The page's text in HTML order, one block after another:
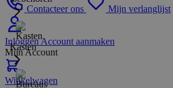
Contacteer ons Mijn verlanglijst
InloggenAccount aanmaken
Mijn Account
Winkelwagen
Kasten